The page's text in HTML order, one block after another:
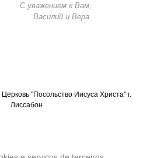
С уважением к Вам,
Василий и Вера.
"Посольство Иисуса Христа" г.
Лиссабон